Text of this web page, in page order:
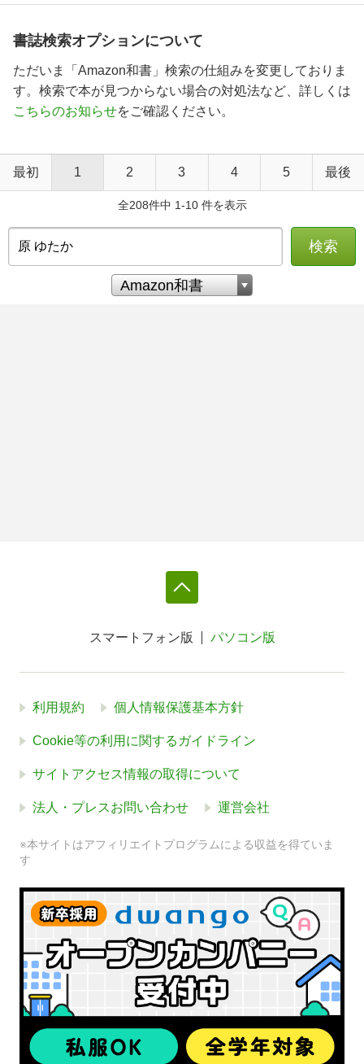
書誌検索オプションについて
ただいま「Amazon和書」検索の仕組みを変更しておりま
す。検索で本が見つからない場合の対処法など、詳しくは
こちらのお知らせをご確認ください。
最初 1 2 3 4 5 最後
全208件中 1-10 件を表示
検索
スマートフォン版 パソコン版
利用規約 個人情報保護基本方針
Cookie等の利用に関するガイドライン
サイトアクセス情報の取得について
法人・プレスお問い合わせ 運営会社
※本サイトはアフィリエイトプログラムによる収益を得ていま
す